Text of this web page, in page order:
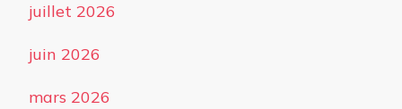
juillet 2026
juin 2026
mars 2026